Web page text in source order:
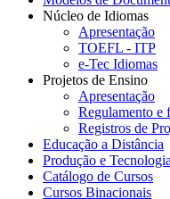
Núcleo de Idiomas
Apresentação
TOEFL - ITP
e-Tec Idiomas
Projetos de Ensino
Apresentação
Regulamento e
Registros de
Educação a Distância
Produção e
Catálogo de Cursos
Cursos Binacionais